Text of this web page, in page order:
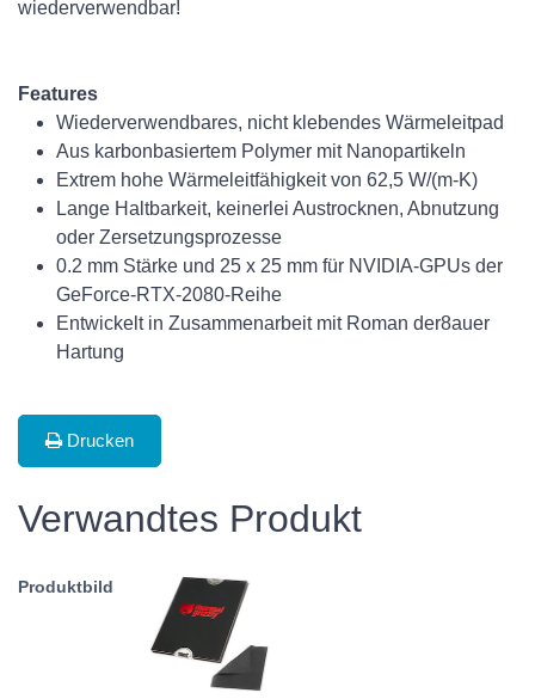
wiederverwendbar!
Features
Wiederverwendbares, nicht klebendes Wärmeleitpad
Aus karbonbasiertem Polymer mit Nanopartikeln
Extrem hohe Wärmeleitfähigkeit von 62,5 W/(m-K)
Lange Haltbarkeit, keinerlei Austrocknen, Abnutzung
oder Zersetzungsprozesse
0.2 mm Stärke und 25 x 25 mm für NVIDIA-GPUs der
GeForce-RTX-2080-Reihe
Entwickelt in Zusammenarbeit mit Roman der8auer
Hartung
Drucken
Verwandtes Produkt